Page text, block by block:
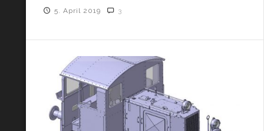
5. April 2019 3